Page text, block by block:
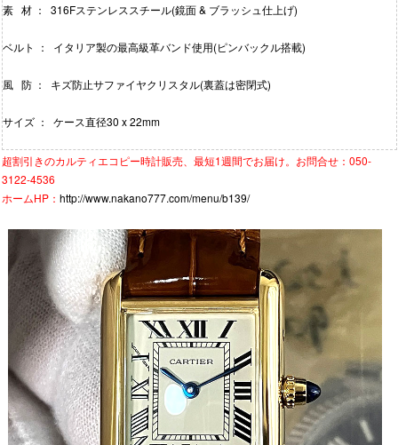
素 材 ： 316Fステンレススチール(鏡面 & ブラッシュ仕上げ)
ベルト ： イタリア製の最高級革バンド使用(ピンバックル搭載)
風 防 ： キズ防止サファイヤクリスタル(裏蓋は密閉式)
サイズ ： ケース直径30 x 22mm
超割引きのカルティエコピー時計販売、最短1週間でお届け。お問合せ：050-
3122-4536
ホームHP： http://www.nakano777.com/menu/b139/